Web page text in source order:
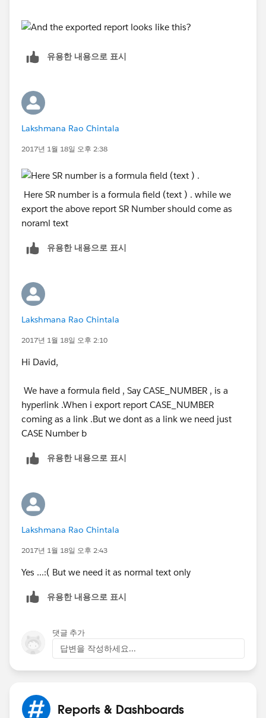
유용한 내용으로 표시
Lakshmana Rao Chintala
2017년 1월 18일 오후 2:38
Here SR number is a formula field (text ) . while we
export the above report SR Number should come as
noraml text
유용한 내용으로 표시
Lakshmana Rao Chintala
2017년 1월 18일 오후 2:10
Hi David,
We have a formula field , Say CASE_NUMBER , is a
hyperlink .When i export report CASE_NUMBER
coming as a link .But we dont as a link we need just
CASE Number b
유용한 내용으로 표시
Lakshmana Rao Chintala
2017년 1월 18일 오후 2:43
Yes ...:( But we need it as normal text only
유용한 내용으로 표시
댓글 추가
답변을 작성하세요...
Reports & Dashboards